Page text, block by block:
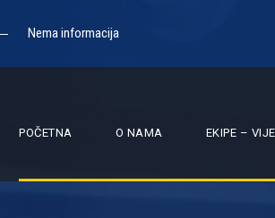
Nema informacija
POČETNA O NAMA EKIPE –